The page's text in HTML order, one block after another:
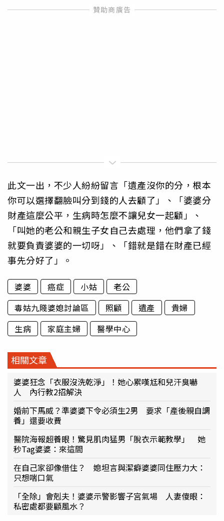
此文一出，不少人紛紛留言「遺產沒你的分，根本
你可以選擇翻臉叫分到錢的人去顧了」、「婆婆分
財產這麼公平，生病時怎麼不讓兒女一起顧」、
「叫她的老公和親生子女自己去處理，他們拿了錢
就要負責婆婆的一切呀」、「錯就是錯在財產已經
事先分好了」。
婆婆 癌症 小姑
老公
毒姑九賤婆媳討論區
照顧 遺產
貴婦
生病
家庭主婦 醫學中心
相關文章
婆婆狂念「衣服沒洗乾淨」！她心累嘆尪和兒汗臭嚇
人 內行教2招解決
婚前下馬威？準婆婆下令必須生2男 要求「產後親自調
養」還要收費
醫院海報超養眼！驚見肌肉猛男「脫衣示範教學」 她
秒Tag婆婆：來這間
在自己家卻像借住？ 媳坦言與潔癖婆婆同住壓力大：
只想喘口氣
「全除」會剋夫！婆婆示警影響子宮氣場 人妻傻眼：
私密處都要顧風水？